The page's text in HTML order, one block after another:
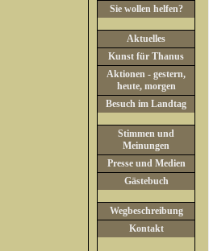
Sie wollen helfen?
Aktuelles
Kunst für Thanus
Aktionen - gestern,
heute, morgen
Besuch im Landtag
Stimmen und
Meinungen
Presse und Medien
Gästebuch
Wegbeschreibung
Kontakt